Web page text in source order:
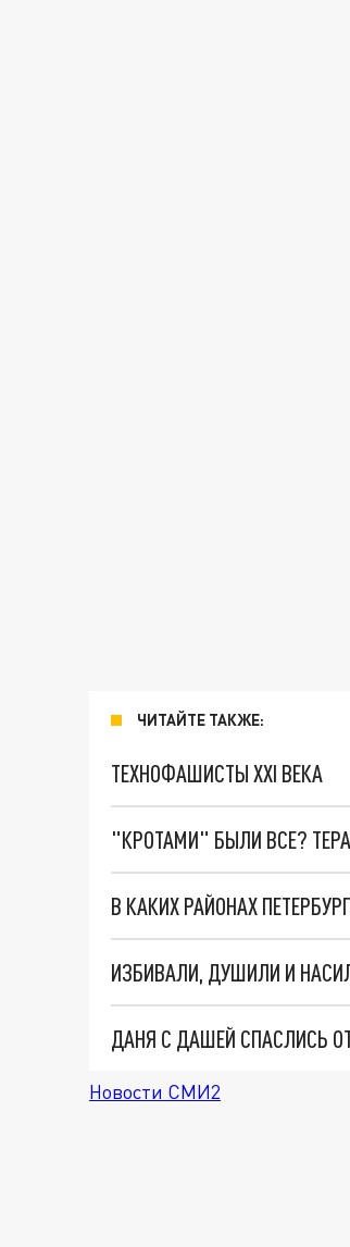
ЧИТАЙТЕ ТАКЖЕ:
ТЕХНОФАШИСТЫ XXI ВЕКА
"КРОТАМИ" БЫЛИ ВСЕ?
В КАКИХ РАЙОНАХ
ДАНЯ С ДАШЕЙ СПАСЛИСЬ
Новости СМИ2